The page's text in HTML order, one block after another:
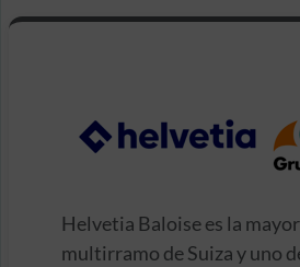
Helvetia Baloise es la
multirramo de Suiza y uno